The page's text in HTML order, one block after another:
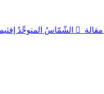
مقالة الشّمّاسُ المتوحِّدُ